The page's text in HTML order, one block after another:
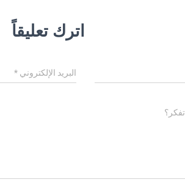
اترك تعليقاً
البريد الإلكتروني*